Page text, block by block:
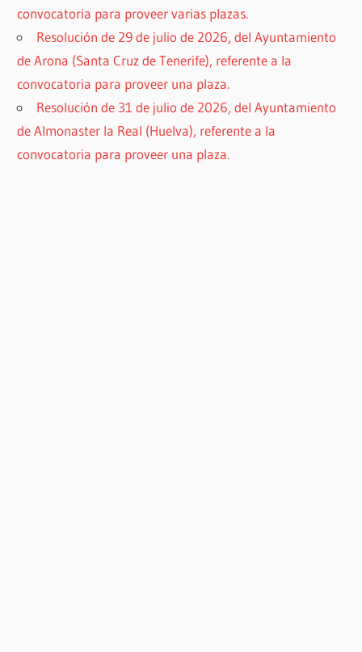
convocatoria para proveer varias plazas.
Resolución de 29 de julio de 2026, del Ayuntamiento
de Arona (Santa Cruz de Tenerife), referente a la
convocatoria para proveer una plaza.
Resolución de 31 de julio de 2026, del Ayuntamiento
de Almonaster la Real (Huelva), referente a la
convocatoria para proveer una plaza.